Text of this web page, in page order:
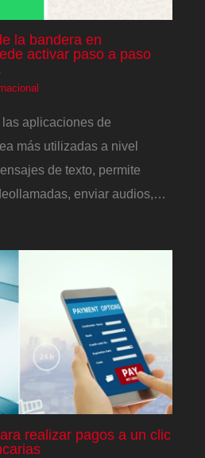
la bandera en
activar paso a paso
aplicaciones de
más utilizadas a nivel
de texto, permite
enviar audios,…
realizar pagos a un clic